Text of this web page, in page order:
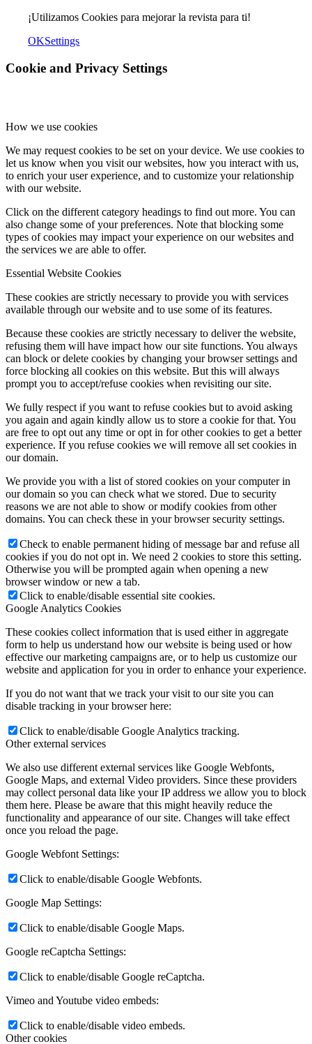
¡Utilizamos Cookies para mejorar la revista para ti!
OKSettings
Cookie and Privacy Settings
How we use cookies
We may request cookies to be set on your device. We use cookies to
let us know when you visit our websites, how you interact with us,
to enrich your user experience, and to customize your relationship
with our website.
Click on the different category headings to find out more. You can
also change some of your preferences. Note that blocking some
types of cookies may impact your experience on our websites and
the services we are able to offer.
Essential Website Cookies
These cookies are strictly necessary to provide you with services
available through our website and to use some of its features.
Because these cookies are strictly necessary to deliver the website,
refusing them will have impact how our site functions. You always
can block or delete cookies by changing your browser settings and
force blocking all cookies on this website. But this will always
prompt you to accept/refuse cookies when revisiting our site.
We fully respect if you want to refuse cookies but to avoid asking
you again and again kindly allow us to store a cookie for that. You
are free to opt out any time or opt in for other cookies to get a better
experience. If you refuse cookies we will remove all set cookies in
our domain.
We provide you with a list of stored cookies on your computer in
our domain so you can check what we stored. Due to security
reasons we are not able to show or modify cookies from other
domains. You can check these in your browser security settings.
Check to enable permanent hiding of message bar and refuse all
cookies if you do not opt in. We need 2 cookies to store this setting.
Otherwise you will be prompted again when opening a new
browser window or new a tab.
Click to enable/disable essential site cookies.
Google Analytics Cookies
These cookies collect information that is used either in aggregate
form to help us understand how our website is being used or how
effective our marketing campaigns are, or to help us customize our
website and application for you in order to enhance your experience.
If you do not want that we track your visit to our site you can
disable tracking in your browser here:
Click to enable/disable Google Analytics tracking.
Other external services
We also use different external services like Google Webfonts,
Google Maps, and external Video providers. Since these providers
may collect personal data like your IP address we allow you to block
them here. Please be aware that this might heavily reduce the
functionality and appearance of our site. Changes will take effect
once you reload the page.
Google Webfont Settings:
Click to enable/disable Google Webfonts.
Google Map Settings:
Click to enable/disable Google Maps.
Google reCaptcha Settings:
Click to enable/disable Google reCaptcha.
Vimeo and Youtube video embeds:
Click to enable/disable video embeds.
Other cookies